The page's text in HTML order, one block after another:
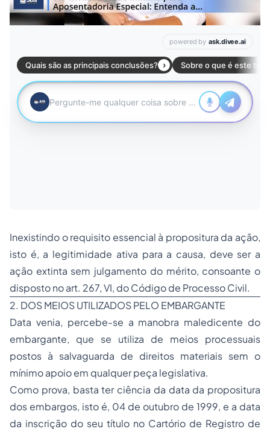
Inexistindo o requisito essencial à propositura da ação,
isto é, a legitimidade ativa para a causa, deve ser a
ação extinta sem julgamento do mérito, consoante o
disposto no art. 267, VI, do Código de Processo Civil.
2. DOS MEIOS UTILIZADOS PELO EMBARGANTE
Data venia, percebe-se a manobra maledicente do
embargante, que se utiliza de meios processuais
postos à salvaguarda de direitos materiais sem o
mínimo apoio em qualquer peça legislativa.
Como prova, basta ter ciência da data da propositura
dos embargos, isto é, 04 de outubro de 1999, e a data
da inscrição do seu título no Cartório de Registro de